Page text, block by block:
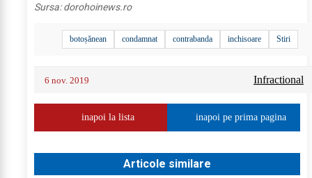
Sursa:dorohoinews.ro
botoșănean condamnat contrabanda inchisoare Stiri
6 nov. 2019 Infractional
inapoi la lista inapoi pe prima pagina
Articole similare